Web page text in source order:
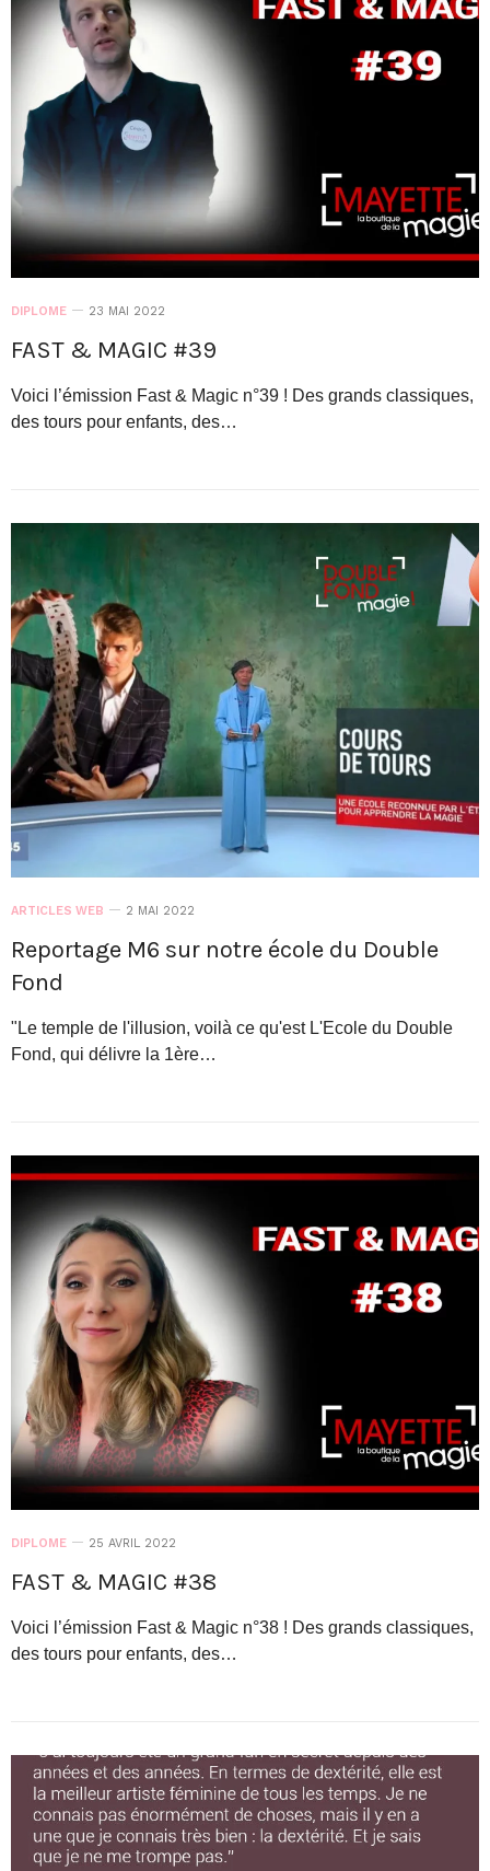
DIPLOME 23 MAI 2022
FAST & MAGIC #39
Voici l’émission Fast & Magic n°39 ! Des grands classiques,
des tours pour enfants, des…
ARTICLES WEB 2 MAI 2022
Reportage M6 sur notre école du Double
Fond
"Le temple de l'illusion, voilà ce qu'est L'Ecole du Double
Fond, qui délivre la 1ère…
DIPLOME 25 AVRIL 2022
FAST & MAGIC #38
Voici l’émission Fast & Magic n°38 ! Des grands classiques,
des tours pour enfants, des…